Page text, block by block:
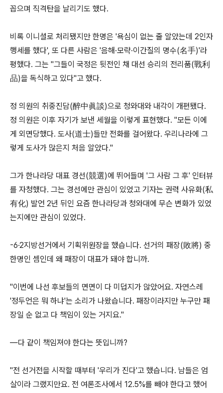
꼽으며 직격탄을 날리기도 했다.
비록 이니셜로 처리됐지만 한명은 '욕심이 없는 줄 알았는데 2인자
행세를 했다', 또 다른 사람은 '음해·모략·이간질의 명수(名手)'라
평했다. 그는 "그들이 국정은 뒷전인 채 대선 승리의 전리품(戰利
品)을 독식하고 있다"고 했다.
정 의원의 취중진담(醉中眞談)으로 청와대와 내각이 개편됐다.
정 의원은 이후 자기가 보낸 세월을 이렇게 표현했다. "모든 이에
게 외면당했다. 도사(道士)들만 전화를 걸어왔다. 우리나라에 그
렇게 도사가 많은지 처음 알았다."
그가 한나라당 대표 경선(競選)에 뛰어들며 '그 사람 그 후' 인터뷰
를 자청했다. 그는 경선에만 관심이 있었고 기자는 권력 사유화(私
有化) 발언 2년 뒤인 요즘 한나라당과 청와대에 무슨 변화가 있었
는지에만 관심이 있었다.
-6·2지방선거에서 기획위원장을 했습니다. 선거의 패장(敗將) 중
한명인 셈인데 왜 패장이 대표가 돼야 합니까.
"이번에 나선 후보들의 면면이 다 미덥지가 않았어요. 자연스레
'정두언은 뭐 하냐'는 소리가 나왔습니다. 패장이라지만 누구만 패
장일 순 없고 다 책임이 있는 거지요."
―다 같이 책임져야 한다는 뜻입니까?
"전 선거전을 시작할 때부터 '우리가 진다'고 했습니다. 남들은 엄
살이라 그랬지만요. 전 여론조사에서 12.5%를 빼야 한다고 했어